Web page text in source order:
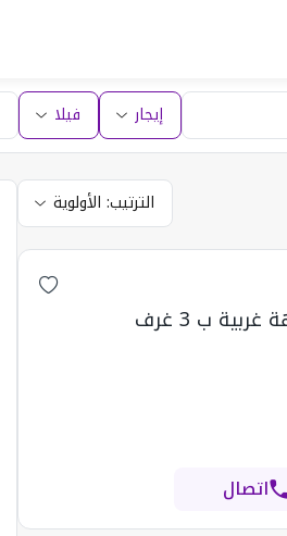
إيجار فيلا
الترتيب: الأولوية
اتصال